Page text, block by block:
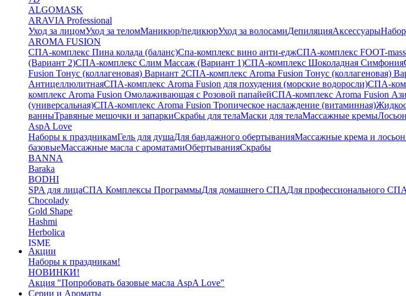
ALGOMASK
ARAVIA Professional
Уход за лицомУход за теломМаникюр/педикюрУход за волосамиДепиляцияАксессуары
AROMA FUSION
СПА-комплекс Пина колада (баланс)Cпа-комплекс вино анти-еджСПА-комплекс FOOT-
(Вариант 2)СПА-комплекс Слим Массаж (Вариант 1)СПА-комплекс Шоколадная Симфония
Fusion Тонус (коллагеновая) Вариант 2СПА-комплекс Aroma Fusion Тонус (коллагеновая)
АнтицеллюлитнаяСПА-комплекс Aroma Fusion для похудения (морские водоросли)СПА-
комплекс Aroma Fusion Омолаживающая с Розовой папайейСПА-комплекс Aroma Fusion
(универсальная)СПА-комплекс Aroma Fusion Тропическое наслаждение (витаминная)
ванныТравяные мешочки и запаркиСкрабы для телаМаски для телаМассажные кремы
AspA Love
Наборы к праздникамГель для душаДля бандажного обертыванияМассажные крема и
базовыеМассажные масла с ароматамиОбертыванияСкрабы
BANNA
Baraka
BODHI
SPA для лицаСПА Комплексы ПрограммыДля домашнего СПАДля профессионального СПА
Chocolady
Gold Shape
Hashmi
Herbolica
ISME
Jinda
Juman
Katha
Kelebek
Акции
Наборы к праздникам!
НОВИНКИ!
Акция "Попробовать базовые масла AspA Love"
Серии и Ароматы